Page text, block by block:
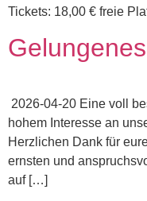
Tickets: 18,00 € freie
2026-04-20 Eine voll
hohem Interesse an
Herzlichen Dank für
ernsten und
auf […]